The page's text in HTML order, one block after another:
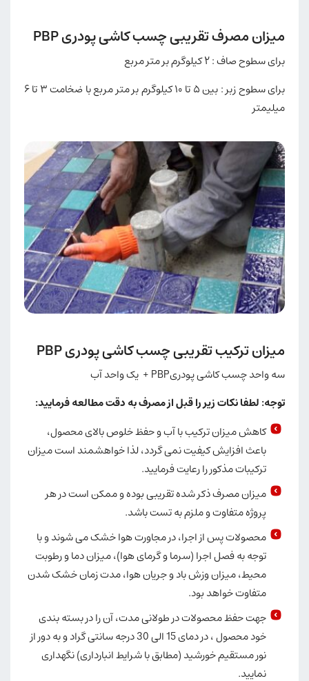
میزان مصرف تقریبی چسب کاشی پودری PBP
برای سطوح صاف : ۲ کیلوگرم بر متر مربع
برای سطوح زبر : بین ۵ تا ۱۰ کیلوگرم بر متر مربع با ضخامت ۳ تا ۶
میلیمتر
میزان ترکیب تقریبی چسب کاشی پودری PBP
سه واحد چسب کاشی پودریPBP + یک واحد آب
توجه:لطفا نکات زیر را قبل از مصرف به دقت مطالعه فرمایید:
کاهش میزان ترکیب با آب و حفظ خلوص بالای محصول،
باعث افزایش کیفیت نمی گردد، لذا خواهشمند است میزان
ترکیبات مذکور را رعایت فرمایید.
میزان مصرف ذکر شده تقریبی بوده و ممکن است در هر
پروژه متفاوت و ملزم به تست باشد.
محصولات پس از اجرا، در مجاورت هوا خشک می شوند و با
توجه به فصل اجرا (سرما و گرمای هوا)، میزان دما و رطوبت
محیط، میزان وزش باد و جریان هوا، مدت زمان خشک شدن
متفاوت خواهد بود.
جهت حفظ محصولات در طولانی مدت، آن را در بسته بندی
خود محصول ، در دمای 15 الی 30 درجه سانتی گراد و به دور از
نور مستقیم خورشید (مطابق با شرایط انبارداری) نگهداری
نمایید.